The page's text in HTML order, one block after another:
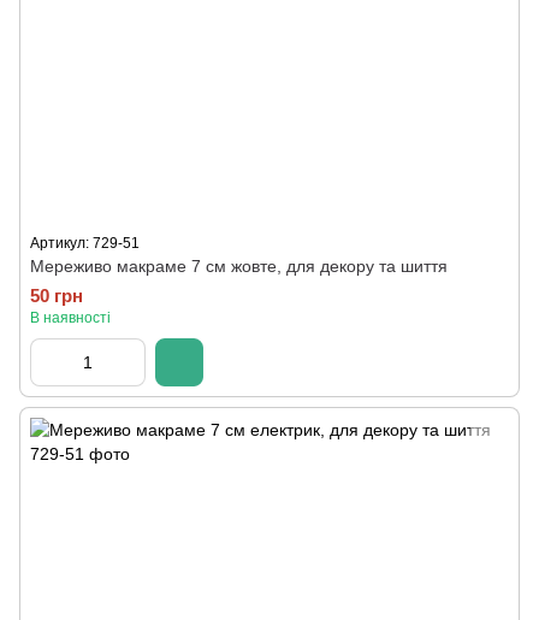
Артикул: 729-51
Мереживо макраме 7 см жовте, для декору та шиття
50 грн
В наявності